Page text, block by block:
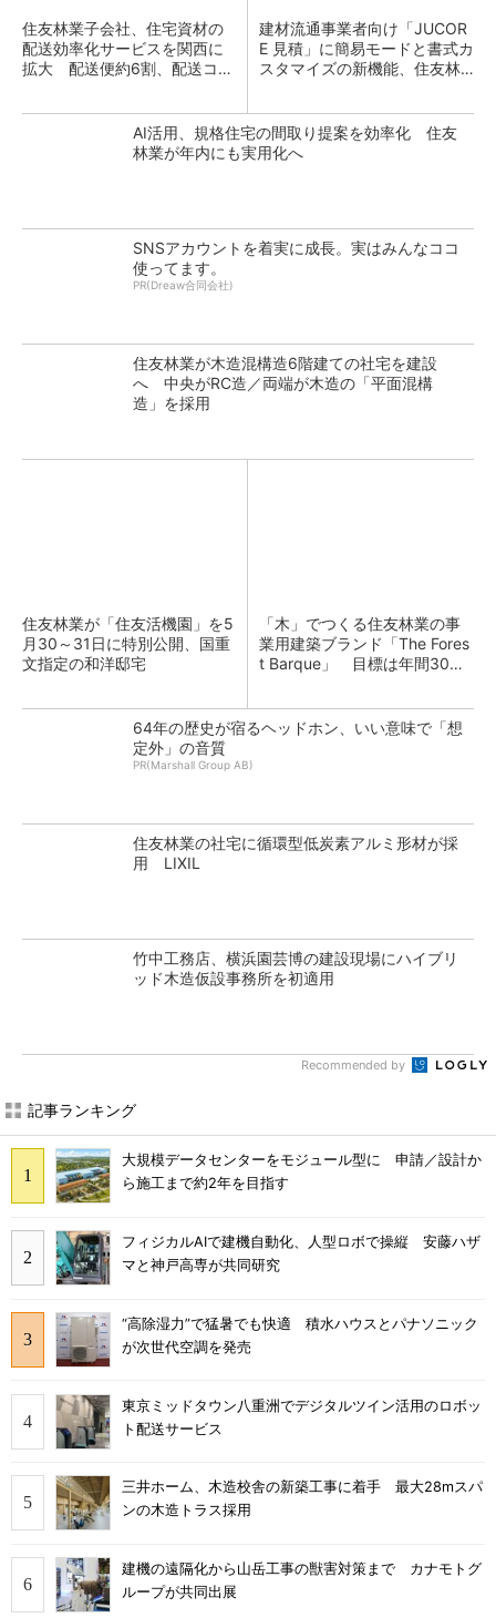
住友林業子会社、住宅資材の
配送効率化サービスを関西に
拡大 配送便約6割、配送コス
建材流通事業者向け「JUCOR
E 見積」に簡易モードと書式カ
スタマイズの新機能、住友林
AI活用、規格住宅の間取り提案を効率化 住友
林業が年内にも実用化へ
SNSアカウントを着実に成長。実はみんなココ
使ってます。
PR(Dreaw合同会社)
住友林業が木造混構造6階建ての社宅を建設
へ 中央がRC造／両端が木造の「平面混構
造」を採用
住友林業が「住友活機園」を5
月30～31日に特別公開、国重
文指定の和洋邸宅
「木」でつくる住友林業の事
業用建築ブランド「The Fores
t Barque」 目標は年間30億
64年の歴史が宿るヘッドホン、いい意味で「想
定外」の音質
PR(Marshall Group AB)
住友林業の社宅に循環型低炭素アルミ形材が採
用 LIXIL
竹中工務店、横浜園芸博の建設現場にハイブリ
ッド木造仮設事務所を初適用
Recommended by
記事ランキング
大規模データセンターをモジュール型に 申請／設計か
ら施工まで約2年を目指す
フィジカルAIで建機自動化、人型ロボで操縦 安藤ハザ
マと神戸高専が共同研究
“高除湿力”で猛暑でも快適 積水ハウスとパナソニック
が次世代空調を発売
東京ミッドタウン八重洲でデジタルツイン活用のロボッ
ト配送サービス
三井ホーム、木造校舎の新築工事に着手 最大28mスパ
ンの木造トラス採用
建機の遠隔化から山岳工事の獣害対策まで カナモトグ
ループが共同出展